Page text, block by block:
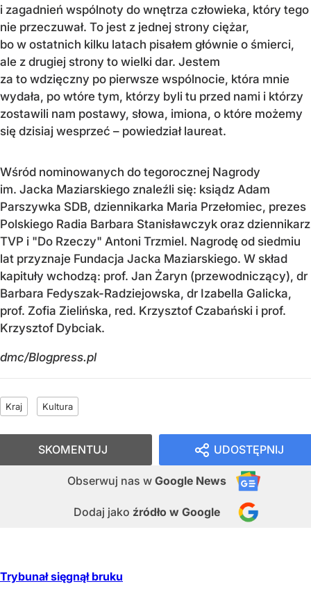
i zagadnień wspólnoty do wnętrza człowieka, który tego
nie przeczuwał. To jest z jednej strony ciężar,
bo w ostatnich kilku latach pisałem głównie o śmierci,
ale z drugiej strony to wielki dar. Jestem
za to wdzięczny po pierwsze wspólnocie, która mnie
wydała, po wtóre tym, którzy byli tu przed nami i którzy
zostawili nam postawy, słowa, imiona, o które możemy
się dzisiaj wesprzeć – powiedział laureat.
Wśród nominowanych do tegorocznej Nagrody
im. Jacka Maziarskiego znaleźli się: ksiądz Adam
Parszywka SDB, dziennikarka Maria Przełomiec, prezes
Polskiego Radia Barbara Stanisławczyk oraz dziennikarz
TVP i "Do Rzeczy" Antoni Trzmiel. Nagrodę od siedmiu
lat przyznaje Fundacja Jacka Maziarskiego. W skład
kapituły wchodzą: prof. Jan Żaryn (przewodniczący), dr
Barbara Fedyszak-Radziejowska, dr Izabella Galicka,
prof. Zofia Zielińska, red. Krzysztof Czabański i prof.
Krzysztof Dybciak.
dmc/Blogpress.pl
Kraj Kultura
UDOSTĘPNIJ
Obserwuj nas w Google News
Dodaj jako źródło w Google
SKOMENTUJ
Trybunał sięgnął bruku